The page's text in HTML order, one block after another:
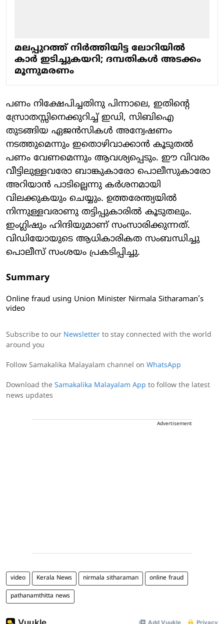
മലപ്പുറത്ത് നിര്‍ത്തിയിട്ട ലോറിയില്‍
കാര്‍ ഇടിച്ചുകയറി; ദമ്പതികള്‍ അടക്കം
മൂന്നുമരണം
പണം നിക്ഷേപിച്ചതിനു പിന്നാലെ, ഇതിന്റെ
സ്രോതസ്സിനെക്കുറിച്ച് ഇഡി, സിബിഐ
തുടങ്ങിയ ഏജൻസികൾ അന്വേഷണം
നടത്തുമെന്നും ഇതൊഴിവാക്കാൻ കൂടുതൽ
പണം വേണമെന്നും ആവശ്യപ്പെടും. ഈ വിവരം
വീട്ടിലുള്ളവരോ ബാങ്കുകാരോ പൊലീസുകാരോ
അറിയാൻ പാടില്ലെന്നു കർശനമായി
വിലക്കുകയും ചെയ്യും. ഉത്തരേന്ത്യയിൽ
നിന്നുള്ളവരാണു തട്ടിപ്പുകാരിൽ കൂടുതലും.
ഇംഗ്ലിഷും ഹിന്ദിയുമാണ് സംസാരിക്കുന്നത്.
വിഡിയോയുടെ ആധികാരികത സംബന്ധിച്ചു
പൊലീസ് സംശയം പ്രകടിപ്പിച്ചു.
Summary
Online fraud using Union Minister Nirmala Sitharaman's
video
Subscribe to our Newsletter to stay connected with the world
around you
Follow Samakalika Malayalam channel on WhatsApp
Download the Samakalika Malayalam App to follow the latest
news updates
Advertisement
video Kerala News nirmala sitharaman online fraud
pathanamthitta news